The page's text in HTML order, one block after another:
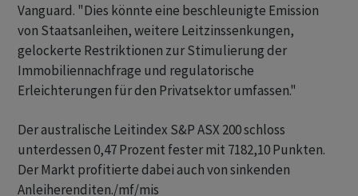
Vanguard. "Dies könnte eine beschleunigte Emission
von Staatsanleihen, weitere Leitzinssenkungen,
gelockerte Restriktionen zur Stimulierung der
Immobiliennachfrage und regulatorische
Erleichterungen für den Privatsektor umfassen."
Der australische Leitindex S&P ASX 200 schloss
unterdessen 0,47 Prozent fester mit 7182,10 Punkten.
Der Markt profitierte dabei auch von sinkenden
Anleiherenditen./mf/mis